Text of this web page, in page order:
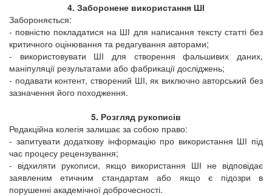
4. Заборонене використання ШІ
Забороняється:
- повністю покладатися на ШІ для написання тексту статті без
критичного оцінювання та редагування авторами;
- використовувати ШІ для створення фальшивих даних,
маніпуляції результатами або фабрикації досліджень;
- подавати контент, створений ШІ, як виключно авторський без
зазначення його походження.
5. Розгляд рукописів
Редакційна колегія залишає за собою право:
- запитувати додаткову інформацію про використання ШІ під
час процесу рецензування;
- відхиляти рукописи, якщо використання ШІ не відповідає
заявленим етичним стандартам або якщо є підозри в
порушенні академічної доброчесності.